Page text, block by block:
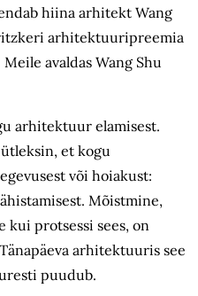
hiina arhitekt Wang
arhitektuuripreemia
avaldas Wang Shu
arhitektuur elamisest.
et kogu
või hoiakust:
Mõistmine,
kui protsessi sees, on
arhitektuuris see
puudub.